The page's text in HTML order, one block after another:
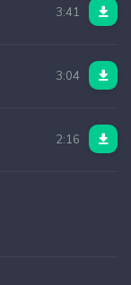
3:41
3:04
2:16